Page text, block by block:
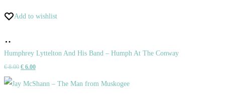
Add to wishlist
do
košíka
Humphrey Lyttelton And His Band – Humph At The Conway
€8.00 Pôvodná
€ 6.00Aktuálna